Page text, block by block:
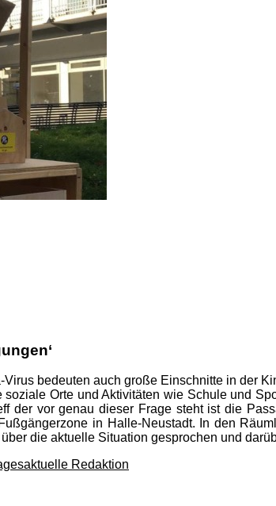
bedeuten auch große Einschnitte in der
Orte und Aktivitäten wie Schule und
der vor genau dieser Frage steht ist die
in Halle-Neustadt. In den
die aktuelle Situation gesprochen und
Redaktion